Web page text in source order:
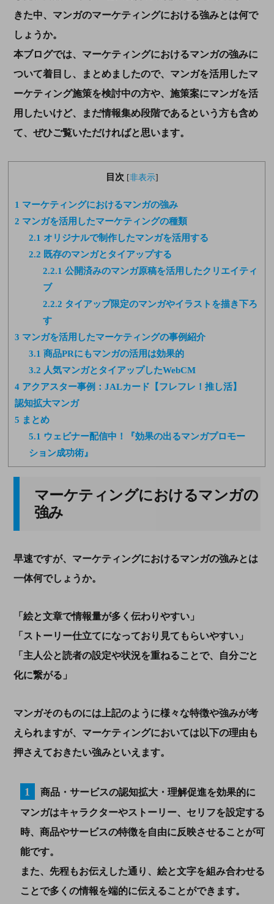
きた中、マンガのマーケティングにおける強みとは何で
しょうか。
本ブログでは、マーケティングにおけるマンガの強みに
ついて着目し、まとめましたので、マンガを活用したマ
ーケティング施策を検討中の方や、施策案にマンガを活
用したいけど、まだ情報集め段階であるという方も含め
て、ぜひご覧いただければと思います。
目次 [非表示]
1 マーケティングにおけるマンガの強み
2 マンガを活用したマーケティングの種類
2.1 オリジナルで制作したマンガを活用する
2.2 既存のマンガとタイアップする
2.2.1 公開済みのマンガ原稿を活用したクリエイティ
ブ
2.2.2 タイアップ限定のマンガやイラストを描き下ろ
す
3 マンガを活用したマーケティングの事例紹介
3.1 商品PRにもマンガの活用は効果的
3.2 人気マンガとタイアップしたWebCM
4 アクアスター事例：JALカード【フレフレ！推し活】
認知拡大マンガ
5 まとめ
5.1 ウェビナー配信中！『効果の出るマンガプロモー
ション成功術』
マーケティングにおけるマンガの
強み
早速ですが、マーケティングにおけるマンガの強みとは
一体何でしょうか。
「絵と文章で情報量が多く伝わりやすい」
「ストーリー仕立てになっており見てもらいやすい」
「主人公と読者の設定や状況を重ねることで、自分ごと
化に繋がる」
マンガそのものには上記のように様々な特徴や強みが考
えられますが、マーケティングにおいては以下の理由も
押さえておきたい強みといえます。
商品・サービスの認知拡大・理解促進を効果的に
マンガはキャラクターやストーリー、セリフを設定する
時、商品やサービスの特徴を自由に反映させることが可
能です。
また、先程もお伝えした通り、絵と文字を組み合わせる
ことで多くの情報を端的に伝えることができます。